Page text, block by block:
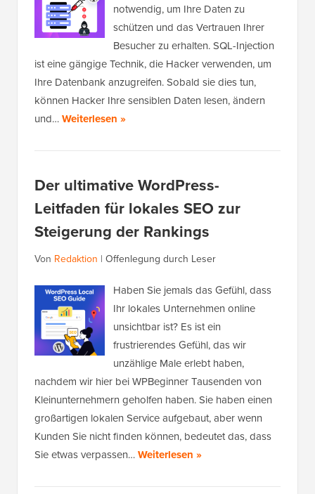
notwendig, um Ihre Daten zu
schützen und das Vertrauen Ihrer
Besucher zu erhalten. SQL-Injection
ist eine gängige Technik, die Hacker verwenden, um
Ihre Datenbank anzugreifen. Sobald sie dies tun,
können Hacker Ihre sensiblen Daten lesen, ändern
und…Weiterlesen »
Der ultimative WordPress-
Leitfaden für lokales SEO zur
Steigerung der Rankings
Von Redaktion | Offenlegung durch Leser
Haben Sie jemals das Gefühl, dass
Ihr lokales Unternehmen online
unsichtbar ist? Es ist ein
frustrierendes Gefühl, das wir
unzählige Male erlebt haben,
nachdem wir hier bei WPBeginner Tausenden von
Kleinunternehmern geholfen haben. Sie haben einen
großartigen lokalen Service aufgebaut, aber wenn
Kunden Sie nicht finden können, bedeutet das, dass
Sie etwas verpassen…Weiterlesen »